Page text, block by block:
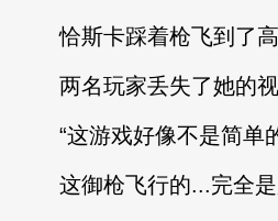
恰斯卡踩着枪飞到了高
两名玩家丢失了她的视
“这游戏好像不是简单的
这御枪飞行的...完全是